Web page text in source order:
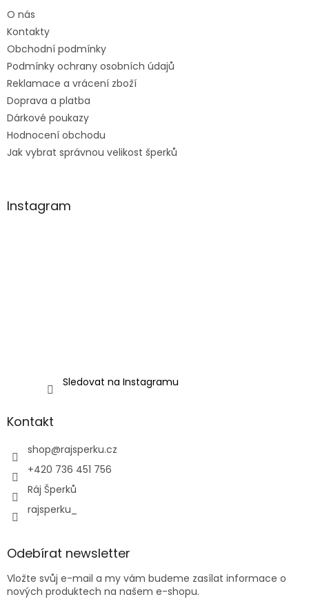
O nás
Kontakty
Obchodní podmínky
Podmínky ochrany osobních údajů
Reklamace a vrácení zboží
Doprava a platba
Dárkové poukazy
Hodnocení obchodu
Jak vybrat správnou velikost šperků
Instagram
Sledovat na Instagramu
Kontakt
shop@rajsperku.cz
+420 736 451 756
Ráj Šperků
rajsperku_
Odebírat newsletter
Vložte svůj e-mail a my vám budeme zasílat informace o
nových produktech na našem e-shopu.